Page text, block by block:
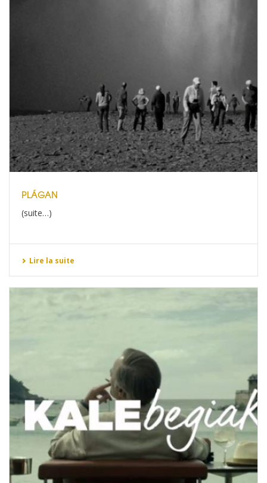
PLÁGAN
(suite…)
Lire la suite